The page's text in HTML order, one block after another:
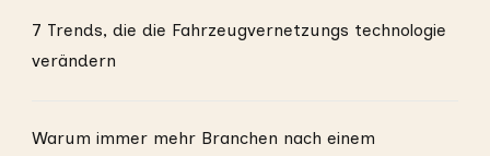
7 Trends, die die Fahrzeugvernetzungs technologie
verändern
Warum immer mehr Branchen nach einem